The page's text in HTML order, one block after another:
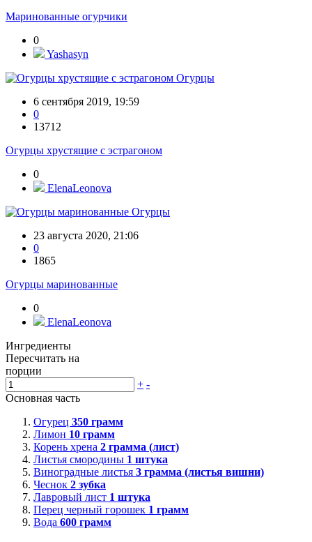
Маринованные огурчики
0
Yashasyn
Огурцы
6 сентября 2019, 19:59
0
13712
Огурцы хрустящие с эстрагоном
0
ElenaLeonova
Огурцы
23 августа 2020, 21:06
0
1865
Огурцы маринованные
0
ElenaLeonova
Ингредиенты
Пересчитать на
порции
+ -
Основная часть
Огурец 350 грамм
Лимон 10 грамм
Корень хрена 2 грамма (лист)
Листья смородины 1 штука
Виноградные листья 3 грамма (листья вишни)
Чеснок 2 зубка
Лавровый лист 1 штука
Перец черный горошек 1 грамм
Вода 600 грамм